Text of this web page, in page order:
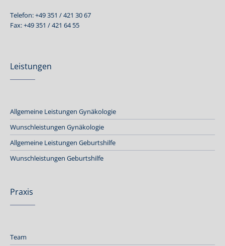
Telefon: +49 351 / 421 30 67
Fax: +49 351 / 421 64 55
Leistungen
Allgemeine Leistungen Gynäkologie
Wunschleistungen Gynäkologie
Allgemeine Leistungen Geburtshilfe
Wunschleistungen Geburtshilfe
Praxis
Team